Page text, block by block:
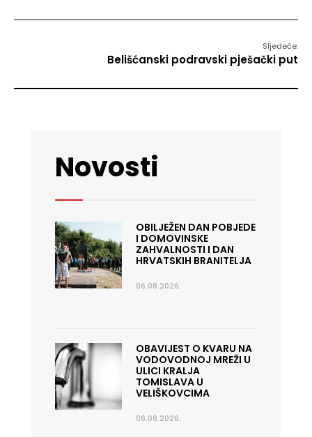
Sljedeće:
Belišćanski podravski pješački put
Novosti
OBILJEŽEN DAN POBJEDE
I DOMOVINSKE
ZAHVALNOSTI I DAN
HRVATSKIH BRANITELJA
06.08.2026.
OBAVIJEST O KVARU NA
VODOVODNOJ MREŽI U
ULICI KRALJA
TOMISLAVA U
VELIŠKOVCIMA
06.08.2026.